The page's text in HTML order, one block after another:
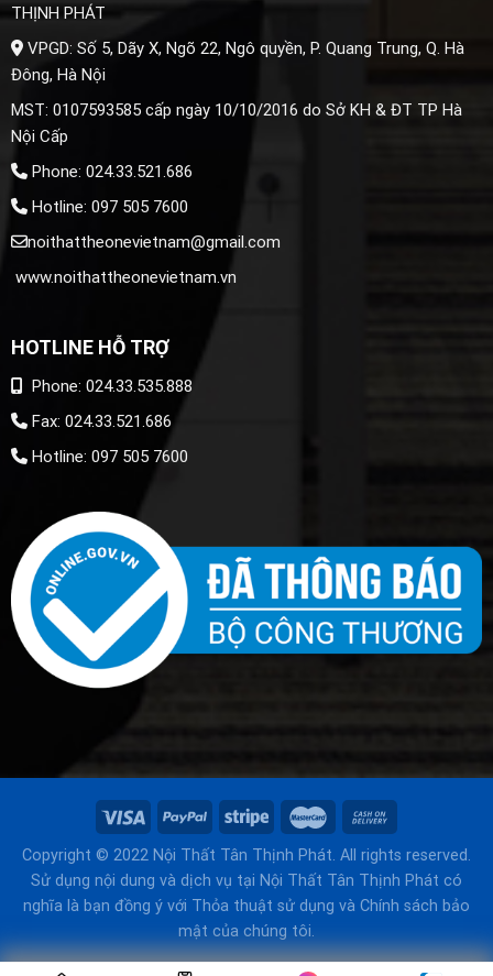
THỊNH PHÁT
VPGD: Số 5, Dãy X, Ngõ 22, Ngô quyền, P. Quang Trung, Q. Hà
Đông, Hà Nội
MST: 0107593585 cấp ngày 10/10/2016 do Sở KH & ĐT TP Hà
Nội Cấp
Phone: 024.33.521.686
Hotline: 097 505 7600
noithattheonevietnam@gmail.com
www.noithattheonevietnam.vn
HOTLINE HỖ TRỢ
Phone: 024.33.535.888
Fax: 024.33.521.686
Hotline: 097 505 7600
Copyright © 2022 Nội Thất Tân Thịnh Phát. All rights reserved.
Sử dụng nội dung và dịch vụ tại Nội Thất Tân Thịnh Phát có
nghĩa là bạn đồng ý với Thỏa thuật sử dụng và Chính sách bảo
mật của chúng tôi.